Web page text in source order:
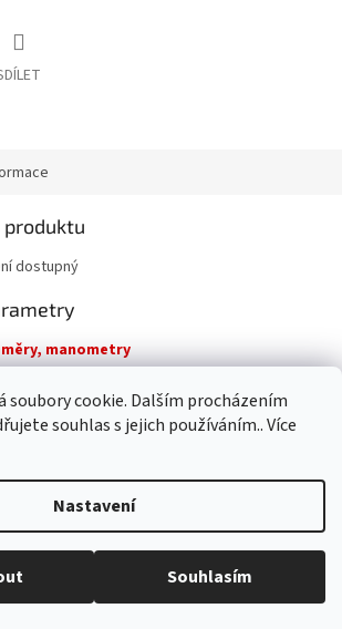
soubory cookie. Dalším procházením
souhlas s jejich používáním.. Více
Nastavení
Souhlasím
produktu
dostupný
manometry
Vytvořil Shoptet
pro dům s.r.o. . Všechna práva vyhrazena.